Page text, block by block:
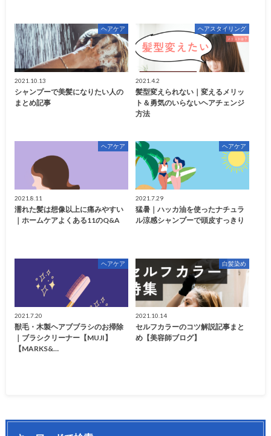
ヘアケア
2021.10.13
シャンプーで美髪になりたい人の
まとめ記事
ヘアスタイリング
2021.4.2
髪型変えられない｜変えるメリッ
ト＆勇気のいらないヘアチェンジ
方法
ヘアケア
2021.8.11
濡れた髪は想像以上に痛みやすい
｜ホームケアよくある11のQ&A
ヘアケア
2021.7.29
猛暑｜ハッカ油を使ったナチュラ
ル涼感シャンプーで頭皮すっきり
ヘアケア
2021.7.20
獣毛・木製ヘアブブラシのお掃除
｜ブラシクリーナー【MUJI】
【MARKS&…
白髪染め
2021.10.14
セルフカラーのコツ解説記事まと
め【美容師ブログ】